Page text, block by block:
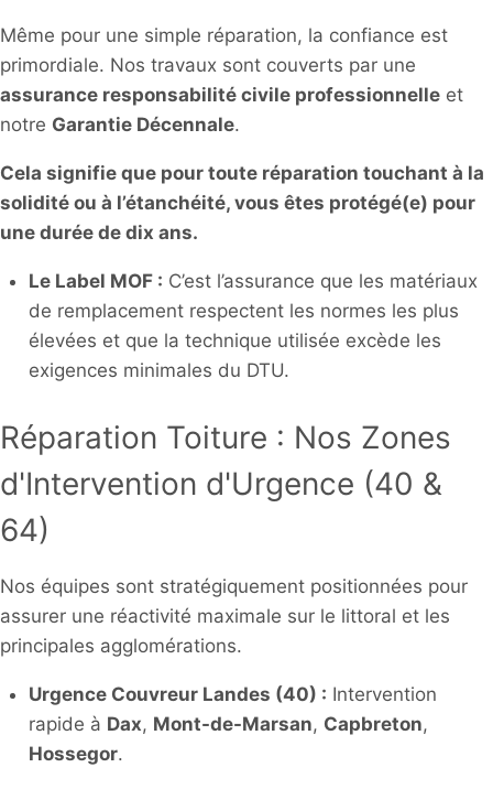
Même pour une simple réparation, la confiance est
primordiale. Nos travaux sont couverts par une
assurance responsabilité civile professionnelle et
notre Garantie Décennale.
Cela signifie que pour toute réparation touchant à la
solidité ou à l’étanchéité, vous êtes protégé(e) pour
une durée de dix ans.
Le Label MOF : C’est l’assurance que les matériaux
de remplacement respectent les normes les plus
élevées et que la technique utilisée excède les
exigences minimales du DTU.
Réparation Toiture : Nos Zones
d'Intervention d'Urgence (40 &
64)
Nos équipes sont stratégiquement positionnées pour
assurer une réactivité maximale sur le littoral et les
principales agglomérations.
Urgence Couvreur Landes (40) : Intervention
rapide à Dax, Mont-de-Marsan, Capbreton,
Hossegor.